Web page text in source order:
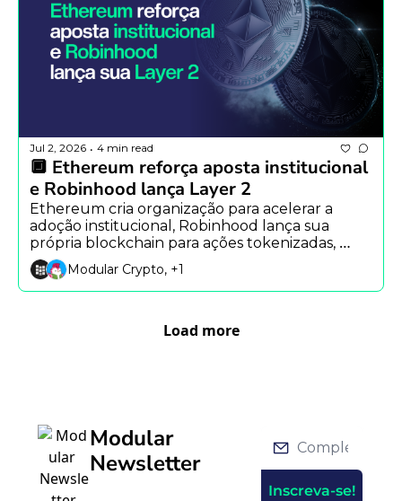
Jul 2, 2026 • 4 min read
🔲 Ethereum reforça aposta institucional
e Robinhood lança Layer 2
Ethereum cria organização para acelerar a
adoção institucional, Robinhood lança sua
própria blockchain para ações tokenizadas,
enquanto rumores apontam novo dispositivo
da SpaceX.Modular Crypto, +1
Load more
Modular
Newsletter
Inscreva-se!